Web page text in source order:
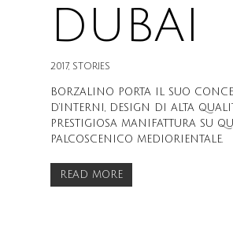
DUBAI
2017, STORIES
BORZALINO PORTA IL SUO
D’INTERNI, DESIGN DI ALTA
PRESTIGIOSA MANIFATTURA SU
PALCOSCENICO MEDIORIENTALE.
READ MORE